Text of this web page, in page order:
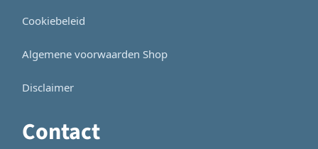
Cookiebeleid
Algemene voorwaarden Shop
Disclaimer
Contact